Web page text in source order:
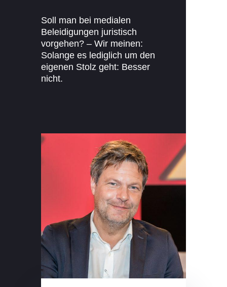
Soll man bei medialen
Beleidigungen juristisch
vorgehen? – Wir meinen:
Solange es lediglich um den
eigenen Stolz geht: Besser
nicht.